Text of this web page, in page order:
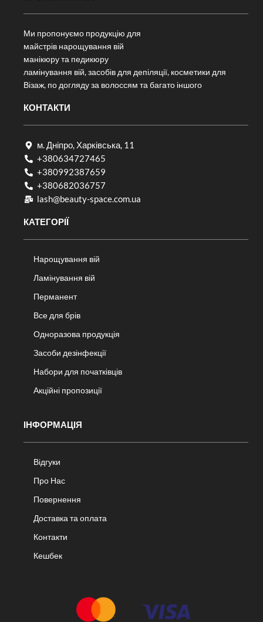
Ми пропонуємо продукцію для
майстрів нарощування вій
манікюру та педикюру
ламінування вій, засобів для депіляції, косметики для
Візаж, по догляду за волоссям та багато іншого
КОНТАКТИ
м. Дніпро, Харківська, 11
+380634727465
+380992387659
+380682036757​
lash@beauty-space.com.ua
КАТЕГОРІЇ
Нарощування вій
Ламінування вій
Перманент
Все для брів
Одноразова продукція
Засоби дезінфекції
Набори для початківців
Акційні пропозиції
ІНФОРМАЦІЯ
Відгуки
Про Нас
Повернення
Доставка та оплата
Контакти
Кешбек